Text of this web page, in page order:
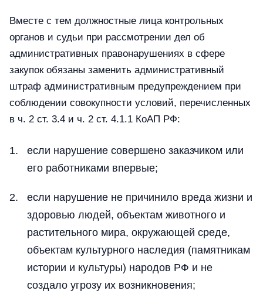
Вместе с тем должностные лица контрольных
органов и судьи при рассмотрении дел об
административных правонарушениях в сфере
закупок обязаны заменить административный
штраф административным предупреждением при
соблюдении совокупности условий, перечисленных
в ч. 2 ст. 3.4 и ч. 2 ст. 4.1.1 КоАП РФ:
если нарушение совершено заказчиком или
его работниками впервые;
если нарушение не причинило вреда жизни и
здоровью людей, объектам животного и
растительного мира, окружающей среде,
объектам культурного наследия (памятникам
истории и культуры) народов РФ и не
создало угрозу их возникновения;